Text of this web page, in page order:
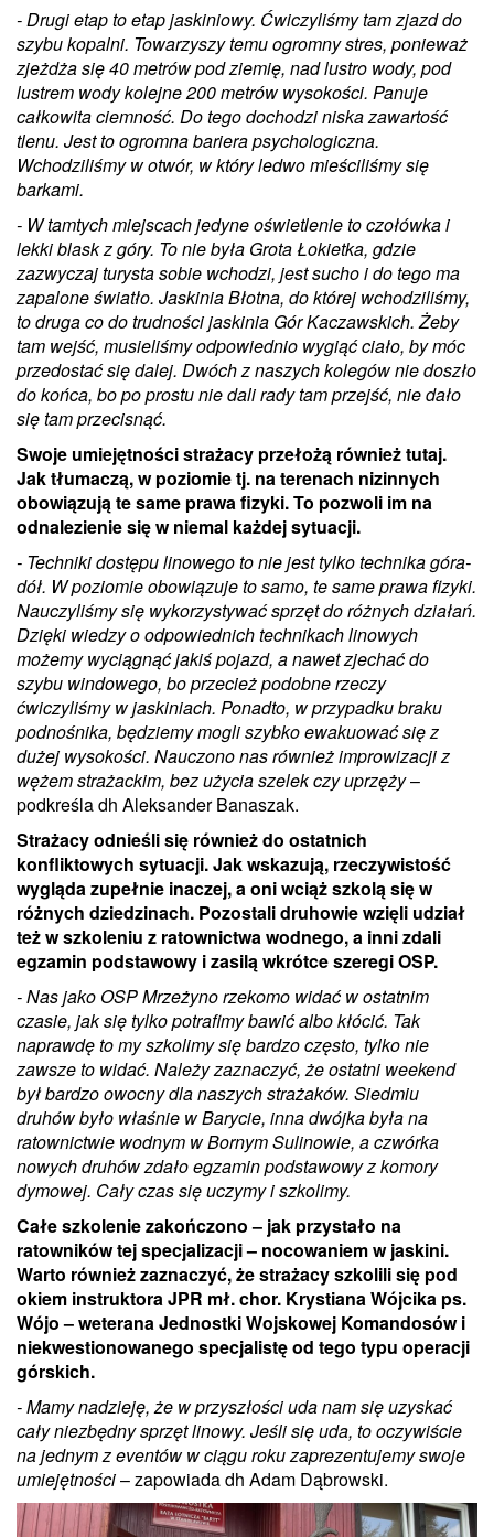
- Drugi etap to etap jaskiniowy. Ćwiczyliśmy tam zjazd do
szybu kopalni. Towarzyszy temu ogromny stres, ponieważ
zjeżdża się 40 metrów pod ziemię, nad lustro wody, pod
lustrem wody kolejne 200 metrów wysokości. Panuje
całkowita ciemność. Do tego dochodzi niska zawartość
tlenu. Jest to ogromna bariera psychologiczna.
Wchodziliśmy w otwór, w który ledwo mieściliśmy się
barkami.
- W tamtych miejscach jedyne oświetlenie to czołówka i
lekki blask z góry. To nie była Grota Łokietka, gdzie
zazwyczaj turysta sobie wchodzi, jest sucho i do tego ma
zapalone światło. Jaskinia Błotna, do której wchodziliśmy,
to druga co do trudności jaskinia Gór Kaczawskich. Żeby
tam wejść, musieliśmy odpowiednio wygiąć ciało, by móc
przedostać się dalej. Dwóch z naszych kolegów nie doszło
do końca, bo po prostu nie dali rady tam przejść, nie dało
się tam przecisnąć.
Swoje umiejętności strażacy przełożą również tutaj.
Jak tłumaczą, w poziomie tj. na terenach nizinnych
obowiązują te same prawa fizyki. To pozwoli im na
odnalezienie się w niemal każdej sytuacji.
- Techniki dostępu linowego to nie jest tylko technika góra-
dół. W poziomie obowiązuje to samo, te same prawa fizyki.
Nauczyliśmy się wykorzystywać sprzęt do różnych działań.
Dzięki wiedzy o odpowiednich technikach linowych
możemy wyciągnąć jakiś pojazd, a nawet zjechać do
szybu windowego, bo przecież podobne rzeczy
ćwiczyliśmy w jaskiniach. Ponadto, w przypadku braku
podnośnika, będziemy mogli szybko ewakuować się z
dużej wysokości. Nauczono nas również improwizacji z
wężem strażackim, bez użycia szelek czy uprzęży ­–
podkreśla dh Aleksander Banaszak.
Strażacy odnieśli się również do ostatnich
konfliktowych sytuacji. Jak wskazują, rzeczywistość
wygląda zupełnie inaczej, a oni wciąż szkolą się w
różnych dziedzinach. Pozostali druhowie wzięli udział
też w szkoleniu z ratownictwa wodnego, a inni zdali
egzamin podstawowy i zasilą wkrótce szeregi OSP.
- Nas jako OSP Mrzeżyno rzekomo widać w ostatnim
czasie, jak się tylko potrafimy bawić albo kłócić. Tak
naprawdę to my szkolimy się bardzo często, tylko nie
zawsze to widać. Należy zaznaczyć, że ostatni weekend
był bardzo owocny dla naszych strażaków. Siedmiu
druhów było właśnie w Barycie, inna dwójka była na
ratownictwie wodnym w Bornym Sulinowie, a czwórka
nowych druhów zdało egzamin podstawowy z komory
dymowej. Cały czas się uczymy i szkolimy.
Całe szkolenie zakończono – jak przystało na
ratowników tej specjalizacji – nocowaniem w jaskini.
Warto również zaznaczyć, że strażacy szkolili się pod
okiem instruktora JPR mł. chor. Krystiana Wójcika ps.
Wójo – weterana Jednostki Wojskowej Komandosów i
niekwestionowanego specjalistę od tego typu operacji
górskich.
- Mamy nadzieję, że w przyszłości uda nam się uzyskać
cały niezbędny sprzęt linowy. Jeśli się uda, to oczywiście
na jednym z eventów w ciągu roku zaprezentujemy swoje
umiejętności– zapowiada dh Adam Dąbrowski.